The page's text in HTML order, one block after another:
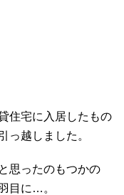
住宅に入居したもの
っ越しました。
思ったのもつかの
目に…。